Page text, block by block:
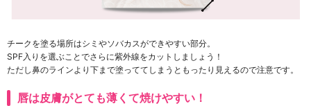
チークを塗る場所はシミやソバカスができやすい部分。
SPF入りを選ぶことでさらに紫外線をカットしましょう！
ただし鼻のラインより下まで塗っててしまうともったり見えるので注意です。
唇は皮膚がとても薄くて焼けやすい！